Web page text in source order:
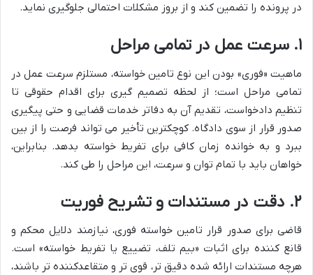
در پرونده را تضمین کند و از بروز مشکلات احتمالی جلوگیری نماید.
۱. سرعت عمل در تمامی مراحل
ماهیت «فوری» بودن این نوع تامین خواسته، مستلزم سرعت عمل در
تمامی مراحل است؛ از لحظه تصمیم گیری برای اقدام حقوقی تا
تنظیم دادخواست، تقدیم آن به دفاتر خدمات قضایی و حتی پیگیری
صدور قرار از سوی دادگاه. کوچکترین تأخیر می تواند فرصت را از بین
ببرد و به خوانده زمان کافی برای تفریط خواسته بدهد. بنابراین،
خواهان باید با تمام توان و سرعت، این مراحل را طی کند.
۲. دقت در مستندات و تشریح فوریت
قاضی برای صدور قرار تامین خواسته فوری، نیازمند دلایل محکم و
قانع کننده برای اثبات «بیم تلف، تضییع یا تفریط خواسته» است.
هرچه مستندات ارائه شده دقیق تر، قوی تر و متقاعدکننده تر باشند،